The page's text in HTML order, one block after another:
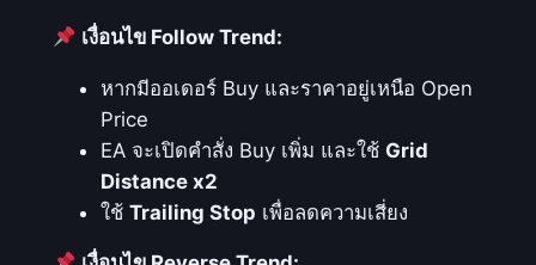
ล
เงื่อนไข Follow Trend:
หากมีออเดอร์ Buy และราคาอยู่เหนือ Open
Price
EA จะเปิดคำสั่ง Buy เพิ่ม และใช้ Grid
Distance x2
ใช้ Trailing Stop เพื่อลดความเสี่ยง